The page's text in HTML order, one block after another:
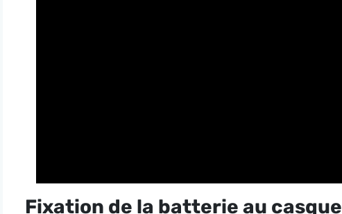
Fixation de la batterie au casque